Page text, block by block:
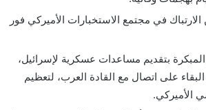
الارتباك في مجتمع الاستخبارات الأميركي فور
بتقديم مساعدات عسكرية لإسرائيل،
على اتصال مع القادة العرب، لتعظيم
الأميركي.